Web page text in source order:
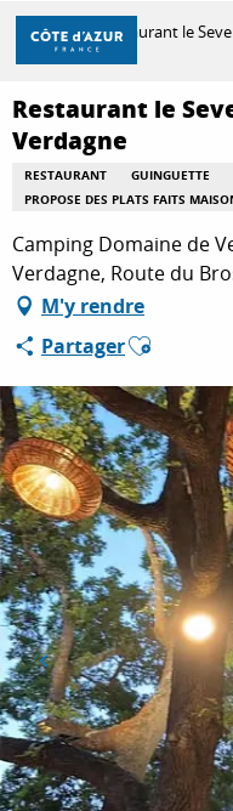
Aller
contenu
principal
DÉCOUVRIR
À FAIRE
SÉJOURNER
Accueil Restaurant le
Restaurant le
Verdagne
RESTAURANT GUINGUETTE
PROPOSE DES PLATS FAITS
Camping Domaine de
Verdagne, Route du
M'y rendre
PartagerAjouter aux